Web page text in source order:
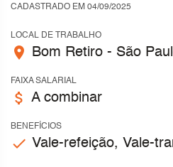
CADASTRADO EM 04/09/2025
LOCAL DE TRABALHO
place Bom Retiro - São
FAIXA SALARIAL
attach_money A combinar
BENEFÍCIOS
check Vale-refeição, Vale-